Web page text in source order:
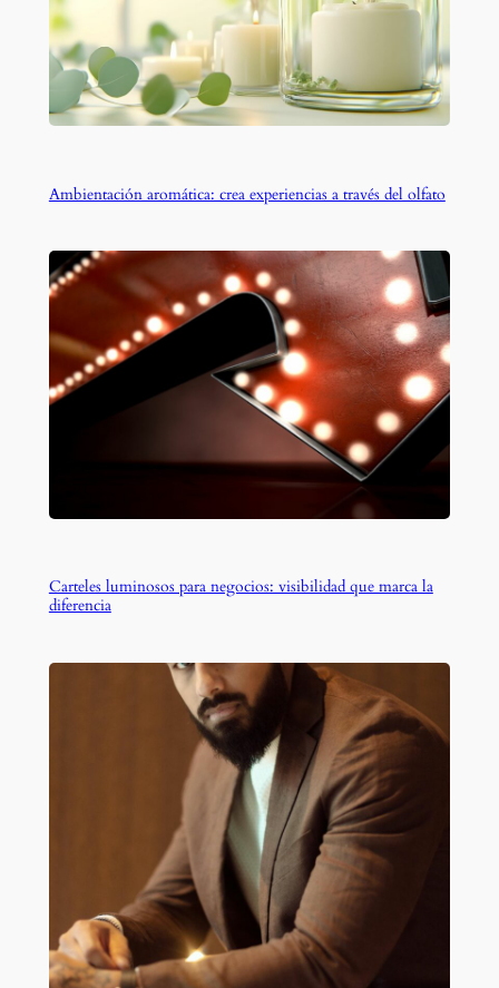
Ambientación aromática: crea experiencias a través del olfato
Carteles luminosos para negocios: visibilidad que marca la
diferencia